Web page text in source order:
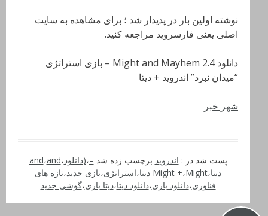
نوشته اولین بار در پدیدار شد ؛ برای مشاهده به سایت
اصلی یعنی فارسروید مراجعه کنید.
دانلود Might and Mayhem 2.4 – بازی استراتژی
“میدان نبرد” اندروید + دیتا
شهر خبر
پست شد در : اندروید برچسب زده شد –،(دانلود، and،and
دیتا، Might +،Might دیتا ،استراتژی،بازی جدید،تازه های
فناوری،دانلود بازی،دانلود دیتا،دیتا بازی،گوشی جدید